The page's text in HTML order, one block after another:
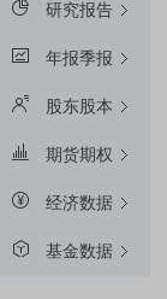
研究报告
年报季报
股东股本
期货期权
经济数据
基金数据